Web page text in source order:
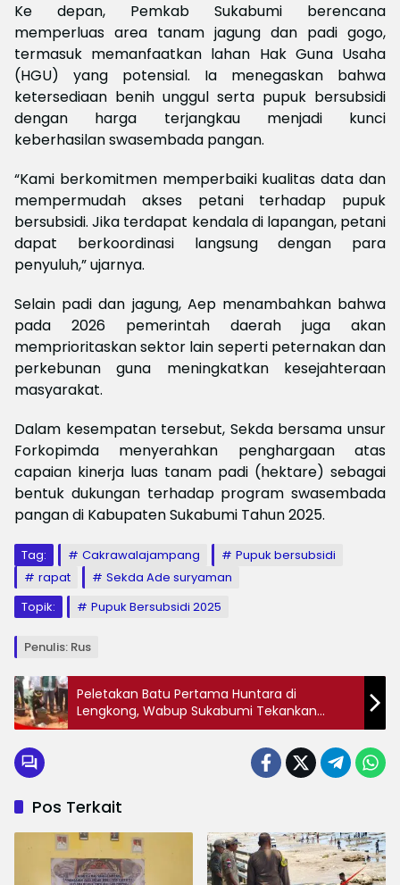
Ke depan, Pemkab Sukabumi berencana
memperluas area tanam jagung dan padi gogo,
termasuk memanfaatkan lahan Hak Guna Usaha
(HGU) yang potensial. Ia menegaskan bahwa
ketersediaan benih unggul serta pupuk bersubsidi
dengan harga terjangkau menjadi kunci
keberhasilan swasembada pangan.
“Kami berkomitmen memperbaiki kualitas data dan
mempermudah akses petani terhadap pupuk
bersubsidi. Jika terdapat kendala di lapangan, petani
dapat berkoordinasi langsung dengan para
penyuluh,” ujarnya.
Selain padi dan jagung, Aep menambahkan bahwa
pada 2026 pemerintah daerah juga akan
memprioritaskan sektor lain seperti peternakan dan
perkebunan guna meningkatkan kesejahteraan
masyarakat.
Dalam kesempatan tersebut, Sekda bersama unsur
Forkopimda menyerahkan penghargaan atas
capaian kinerja luas tanam padi (hektare) sebagai
bentuk dukungan terhadap program swasembada
pangan di Kabupaten Sukabumi Tahun 2025.
Tag: Cakrawalajampang
Pupuk bersubsidi
rapat
Sekda Ade suryaman
Topik:
Pupuk Bersubsidi 2025
Penulis: Rus
Peletakan Batu Pertama Huntara di
Lengkong, Wabup Sukabumi Tekankan
Kolaborasi Kemanusiaan
Pos Terkait